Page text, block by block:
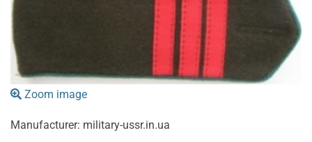
Zoom image
Manufacturer: military-ussr.in.ua